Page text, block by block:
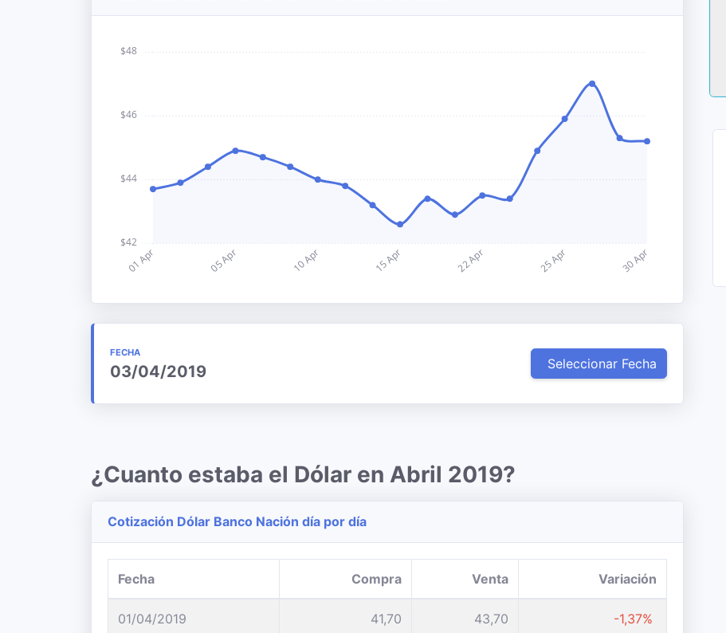
FECHA
03/04/2019 Seleccionar Fecha
¿Cuanto estaba el Dólar en Abril 2019?
Cotización Dólar Banco Nación día por día
Fecha Compra Venta Variación
01/04/2019 41,70 43,70 -1,37%